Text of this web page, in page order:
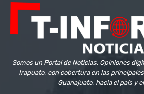
Somos un Portal de Noticias, Opiniones
Irapuato, con cobertura en las
Guanajuato, hacia el país y